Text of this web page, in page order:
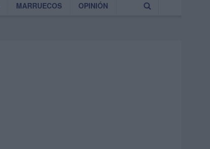
MARRUECOS OPINIÓN